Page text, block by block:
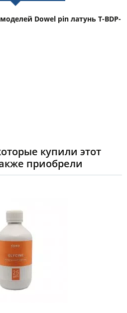
Dowel pin латунь T-BDP-
купили этот
приобрели